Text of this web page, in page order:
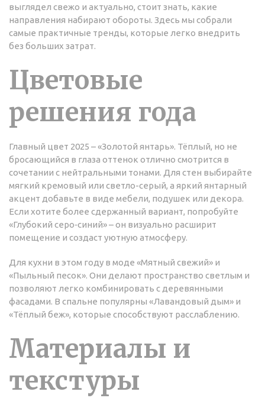
выглядел свежо и актуально, стоит знать, какие
направления набирают обороты. Здесь мы собрали
самые практичные тренды, которые легко внедрить
без больших затрат.
Цветовые
решения года
Главный цвет 2025 – «Золотой янтарь». Тёплый, но не
бросающийся в глаза оттенок отлично смотрится в
сочетании с нейтральными тонами. Для стен выбирайте
мягкий кремовый или светло-серый, а яркий янтарный
акцент добавьте в виде мебели, подушек или декора.
Если хотите более сдержанный вариант, попробуйте
«Глубокий серо‑синий» – он визуально расширит
помещение и создаст уютную атмосферу.
Для кухни в этом году в моде «Мятный свежий» и
«Пыльный песок». Они делают пространство светлым и
позволяют легко комбинировать с деревянными
фасадами. В спальне популярны «Лавандовый дым» и
«Тёплый беж», которые способствуют расслаблению.
Материалы и
текстуры